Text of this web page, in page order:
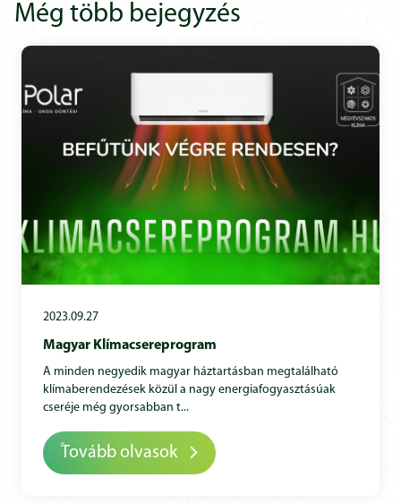
Még több bejegyzés
2023.09.27
Magyar Klímacsereprogram
A minden negyedik magyar háztartásban megtalálható
klímaberendezések közül a nagy energiafogyasztásúak
cseréje még gyorsabban t...
Tovább olvasok